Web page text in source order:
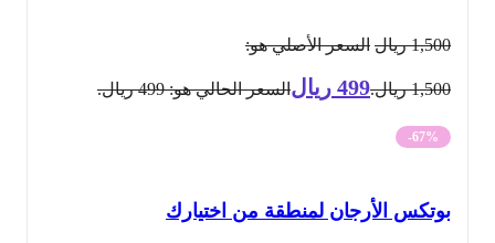
1,500 ريال السعر الأصلي هو:
1,500 ريال. 499 ريالالسعر الحالي هو: 499 ريال.
-67%
بوتكس الأرجان لمنطقة من اختيارك